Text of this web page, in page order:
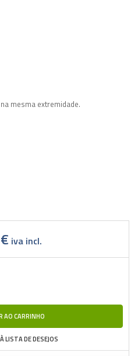
mesma extremidade.
iva incl.
AO CARRINHO
LISTA DE DESEJOS